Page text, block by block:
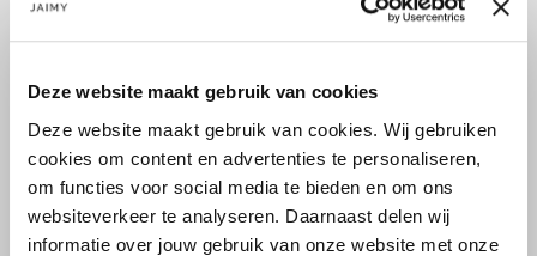
Deze website maakt gebruik van cookies
Deze website maakt gebruik van cookies. Wij gebruiken
cookies om content en advertenties te personaliseren,
om functies voor social media te bieden en om ons
websiteverkeer te analyseren. Daarnaast delen wij
informatie over jouw gebruik van onze website met onze